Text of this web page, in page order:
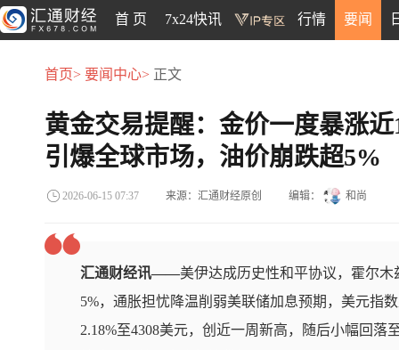
首 页 7x24快讯 行情 要闻
首页> 要闻中心> 正文
黄金交易提醒：金价一度暴涨
引爆全球市场，油价崩跌超5%
2026-06-15 07:37 来源：汇通财经原创 编辑： 和尚
汇通财经讯——美伊达成历史性和平协议，霍尔
5%，通胀担忧降温削弱美联储加息预期，美元指
2.18%至4308美元，创近一周新高，随后小幅回落